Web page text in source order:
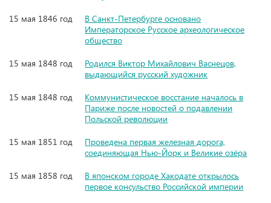
15 мая 1846 год
В Санкт-Петербурге основано
Императорское Русское археологическое
общество
15 мая 1848 год
Родился Виктор Михайлович Васнецов,
выдающийся русский художник
15 мая 1848 год
Коммунистическое восстание началось в
Париже после новостей о подавлении
Польской революции
15 мая 1851 год
Проведена первая железная дорога,
соединяющая Нью-Йорк и Великие озёра
15 мая 1858 год
В японском городе Хакодате открылось
первое консульство Российской империи